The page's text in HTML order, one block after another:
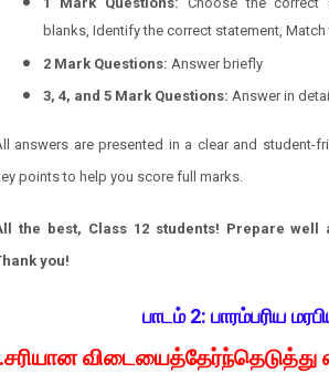
blanks, Identify the correct statement,
2 Mark Questions: Answer briefly
3, 4, and 5 Mark Questions: Answer in detail
answers are presented in a clear and student-
points to help you score full marks.
the best, Class 12 students! Prepare
you!
பாடம் 2: பாரம்பரிய
விடையைத்தேர்ந்தெடுத்து